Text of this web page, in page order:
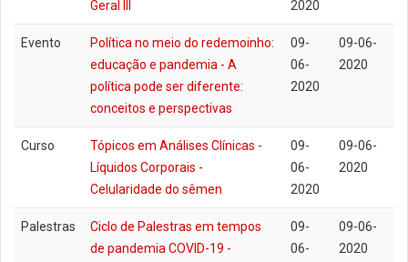
Geral III
2020
Evento
Política no meio do redemoinho:
educação e pandemia - A
política pode ser diferente:
conceitos e perspectivas
09-
06-
2020
09-06-
2020
Curso
Tópicos em Análises Clínicas -
Líquidos Corporais -
Celularidade do sêmen
09-
06-
2020
09-06-
2020
Palestras
Ciclo de Palestras em tempos
de pandemia COVID-19 -
09-
06-
09-06-
2020